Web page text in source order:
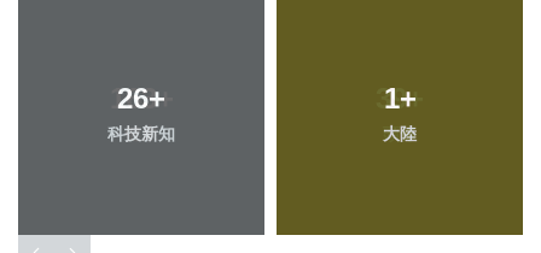
26+
科技新知
1+
大陸